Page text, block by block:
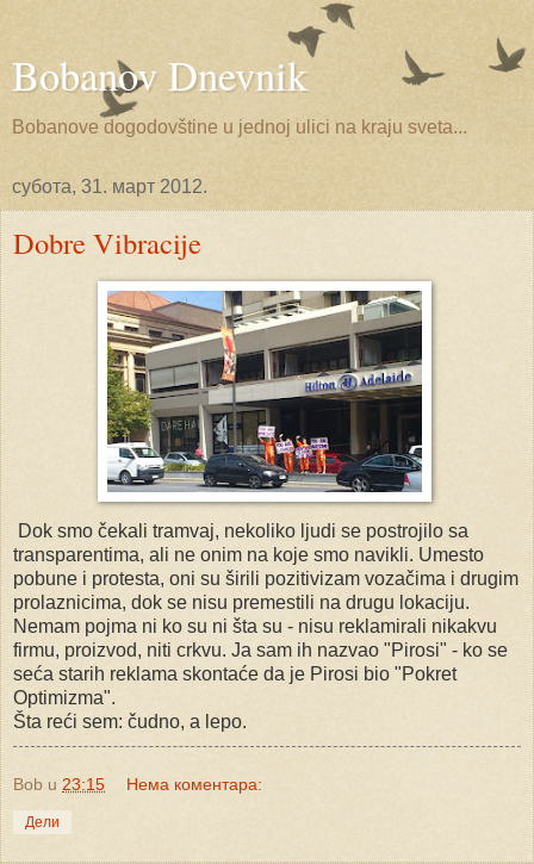
Bobanov Dnevnik
Bobanove dogodovštine u jednoj ulici na kraju sveta...
субота, 31. март 2012.
Dobre Vibracije
Dok smo čekali tramvaj, nekoliko ljudi se postrojilo sa
transparentima, ali ne onim na koje smo navikli. Umesto
pobune i protesta, oni su širili pozitivizam vozačima i drugim
prolaznicima, dok se nisu premestili na drugu lokaciju.
Nemam pojma ni ko su ni šta su - nisu reklamirali nikakvu
firmu, proizvod, niti crkvu. Ja sam ih nazvao "Pirosi" - ko se
seća starih reklama skontaće da je Pirosi bio "Pokret
Optimizma".
Šta reći sem: čudno, a lepo.
Bob u 23:15 Нема коментара:
Дели